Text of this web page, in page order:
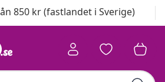
850 kr (fastlandet i Sverige)